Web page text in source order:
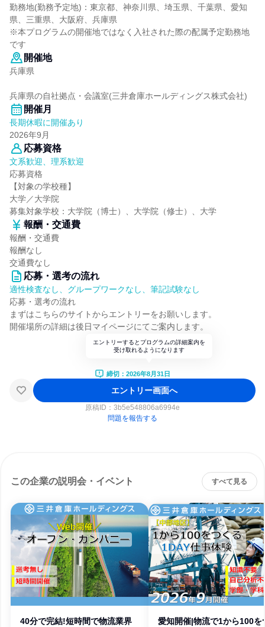
勤務地(勤務予定地)：東京都、神奈川県、埼玉県、千葉県、愛知
県、三重県、大阪府、兵庫県
※本プログラムの開催地ではなく入社された際の配属予定勤務地
です
開催地
兵庫県
兵庫県の自社拠点・会議室(三井倉庫ホールディングス株式会社)
開催月
長期休暇に開催あり
2026年9月
応募資格
文系歓迎、理系歓迎
応募資格
【対象の学校種】
大学／大学院
募集対象学校：大学院（博士）、大学院（修士）、大学
報酬・交通費
報酬・交通費
報酬なし
交通費なし
応募・選考の流れ
適性検査なし、グループワークなし、筆記試験なし
応募・選考の流れ
まずはこちらのサイトからエントリーをお願いします。
開催場所の詳細は後日マイページにてご案内します。
エントリーするとプログラムの詳細案内を
受け取れるようになります
締切：2026年8月31日
エントリー画面へ
原稿ID： 3b5e548806a6994e
問題を報告する
この企業の説明会・イベント すべて見る
40分で完結!短時間で物流業界
愛知開催|物流で1から100を